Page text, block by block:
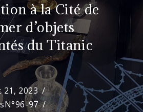
à la Cité de
d’objets
du Titanic
21, 2023
N°96-97